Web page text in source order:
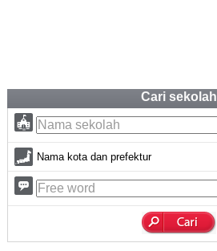
Cari sekolah
Nama kota dan prefektur